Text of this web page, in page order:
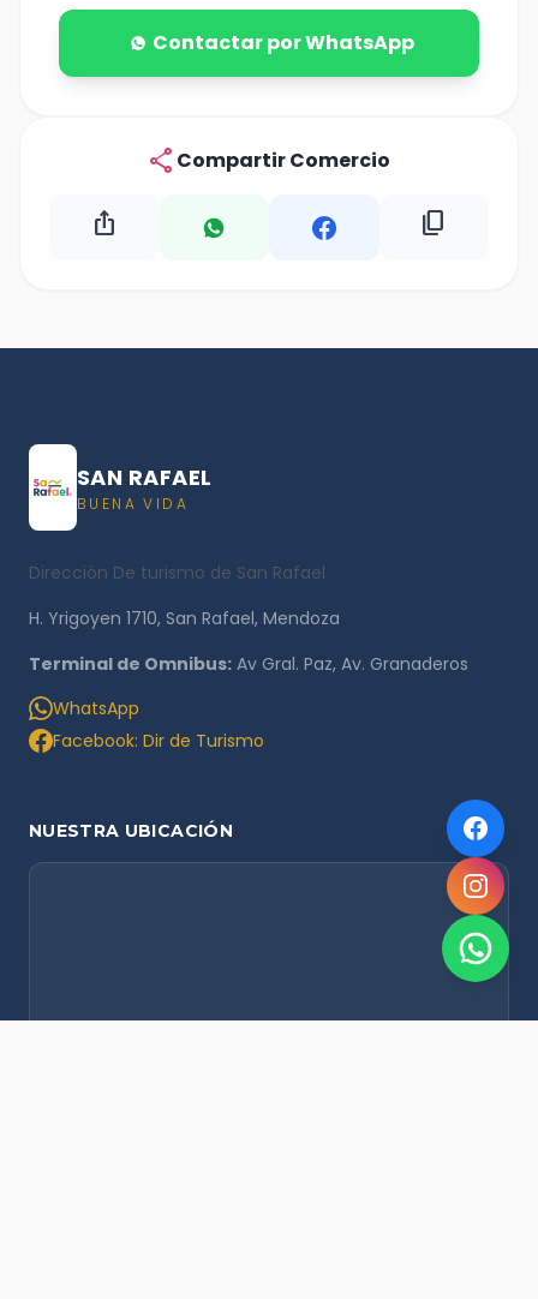
Contactar por WhatsApp
share Compartir Comercio
ios_share content_copy
SAN RAFAEL
BUENA VIDA
Dirección De turismo de San Rafael
H. Yrigoyen 1710, San Rafael, Mendoza
Terminal de Omnibus: Av Gral. Paz, Av. Granaderos
WhatsApp
Facebook: Dir de Turismo
NUESTRA UBICACIÓN